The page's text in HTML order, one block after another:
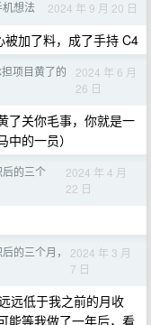
想法 2024 年 9 月 20 日
加了料，成了手持 C4
项目黄了的
2024 年 6 月
26 日
了关你毛事，你就是一
的一员）
的三个
2024 年 4 月
22 日
的三个月，
2024 年 3 月
7 日
远低于我之前的月收
能等我做了一年后，看